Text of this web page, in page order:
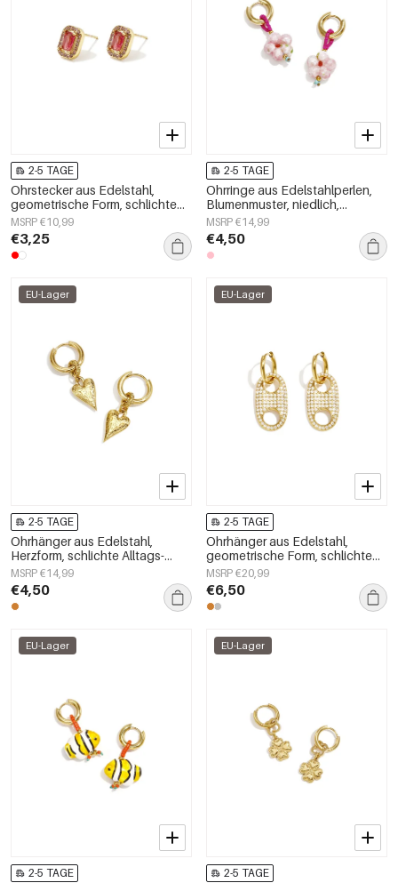
2-5 TAGE
Ohrstecker aus Edelstahl,
geometrische Form, schlichte
Alltags-Serie, Damenschmuck
MSRP €10,99
€3,25
2-5 TAGE
Ohrringe aus Edelstahlperlen,
Blumenmuster, niedlich,
schlicht, Damenschmuck
MSRP €14,99
€4,50
EU-Lager
2-5 TAGE
Ohrhänger aus Edelstahl,
Herzform, schlichte Alltags-
Serie, Damenschmuck
MSRP €14,99
€4,50
EU-Lager
2-5 TAGE
Ohrhänger aus Edelstahl,
geometrische Form, schlichte
Alltags-Serie, Damenschmuck
MSRP €20,99
€6,50
EU-Lager
2-5 TAGE
EU-Lager
2-5 TAGE